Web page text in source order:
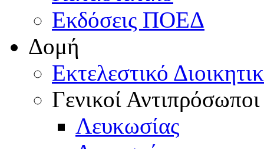
Εκδόσεις ΠΟΕΔ
Δομή
Εκτελεστικό
Γενικοί Αντιπρόσωποι
Λευκωσίας